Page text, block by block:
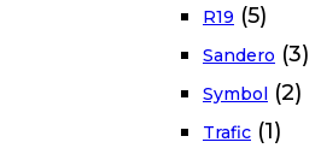
R19 (5)
Sandero (3)
Symbol (2)
Trafic (1)